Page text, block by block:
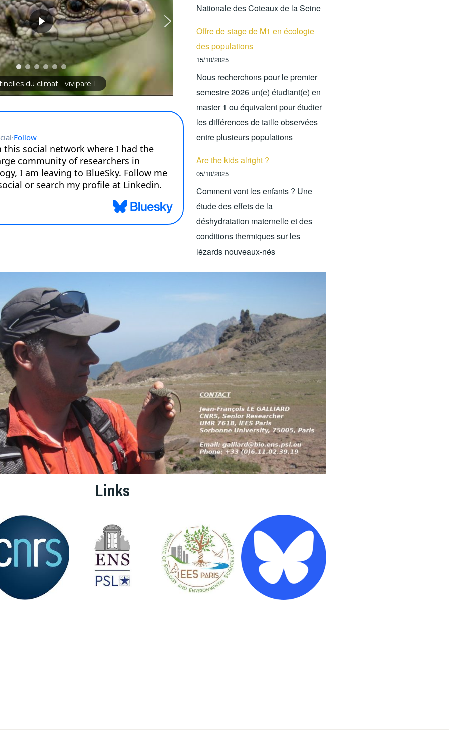
du climat - vivipare 1
Nationale des Coteaux de la Seine
Offre de stage de M1 en écologie
des populations
15/10/2025
Nous recherchons pour le premier
semestre 2026 un(e) étudiant(e) en
master 1 ou équivalent pour étudier
les différences de taille observées
entre plusieurs populations
Are the kids alright ?
05/10/2025
Comment vont les enfants ? Une
étude des effets de la
déshydratation maternelle et des
conditions thermiques sur les
lézards nouveaux-nés
Links